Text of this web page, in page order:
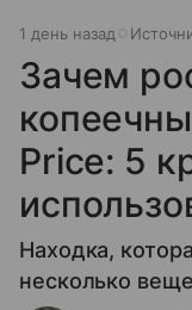
1 день назад
Зачем
Price: 5
Находка,
несколько